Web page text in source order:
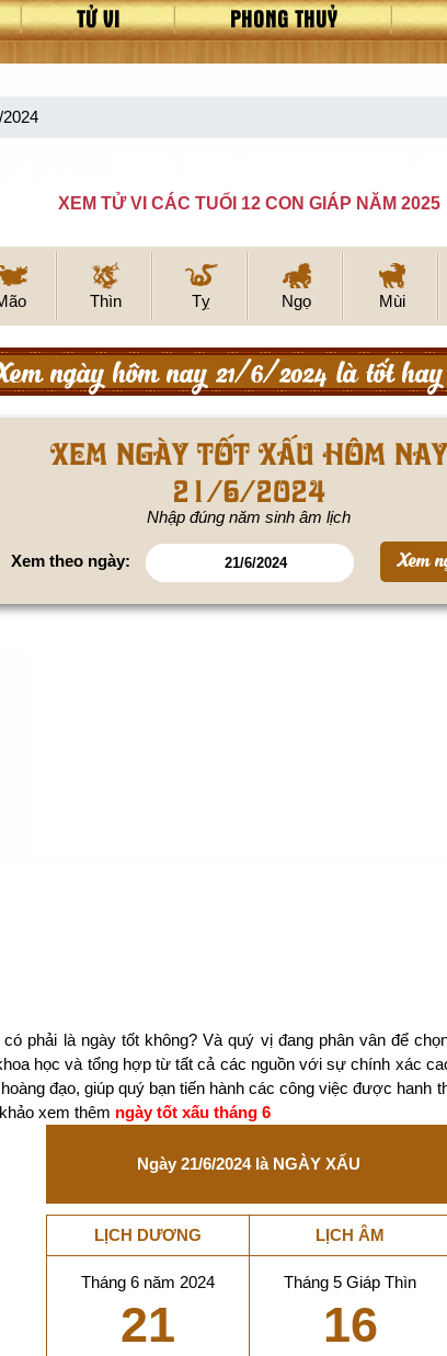
TỬ VI PHONG THUỶ
XEM TỬ VI CÁC TUỔI 12 CON GIÁP NĂM 2025
Thìn Tỵ Ngọ Mùi
ngày hôm nay 21/6/2024 là tốt
Xem ngày tốt xấu hôm nay
21/6/2024
Nhập đúng năm sinh âm lịch
Xem theo ngày:
có phải là ngày tốt không? Và quý vị đang phân vân để
học và tổng hợp từ tất cả các nguồn với sự chính xác
đạo, giúp quý bạn tiến hành các công việc được hanh
xem thêm ngày tốt xấu tháng 6
Ngày 21/6/2024 là NGÀY XẤU
LỊCH DƯƠNG LỊCH ÂM
Tháng 6 năm 2024
21
Tháng 5 Giáp Thìn
16